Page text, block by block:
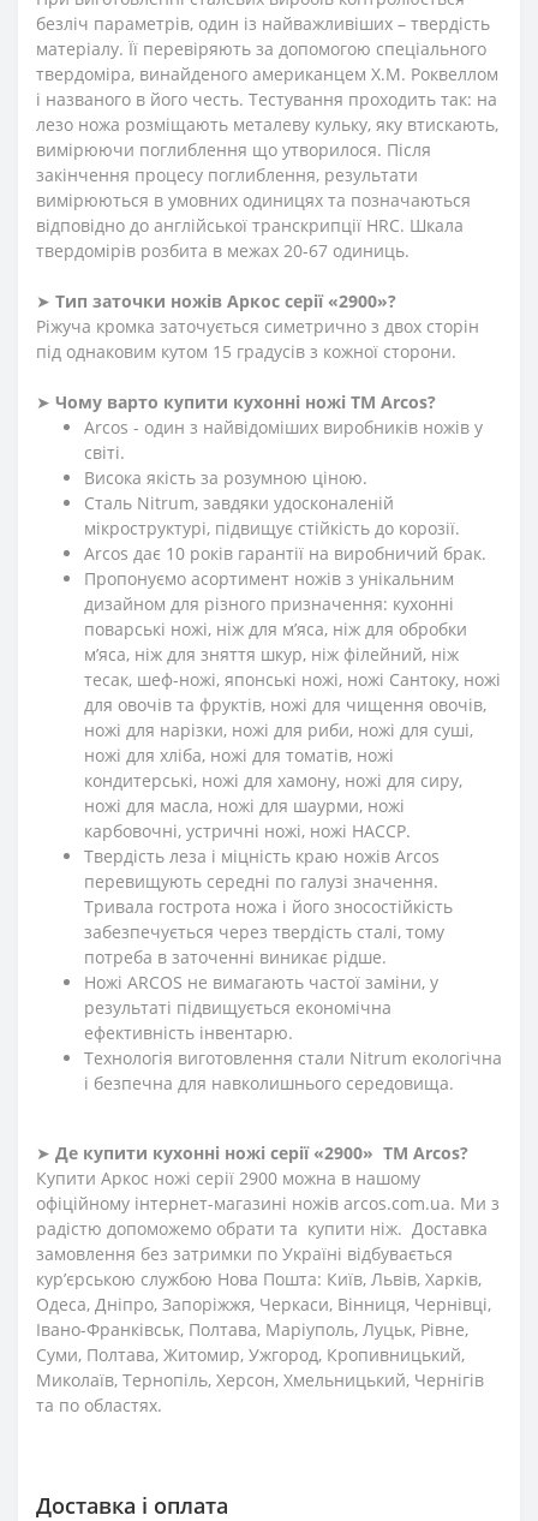
безліч параметрів, один із найважливіших – твердість
матеріалу. Її перевіряють за допомогою спеціального
твердоміра, винайденого американцем Х.М. Роквеллом
і названого в його честь. Тестування проходить так: на
лезо ножа розміщають металеву кульку, яку втискають,
вимірюючи поглиблення що утворилося. Після
закінчення процесу поглиблення, результати
вимірюються в умовних одиницях та позначаються
відповідно до англійської транскрипції HRC. Шкала
твердомірів розбита в межах 20-67 одиниць.
➤ Тип заточки ножів Аркос серії «2900»?
Ріжуча кромка заточується симетрично з двох сторін
під однаковим кутом 15 градусів з кожної сторони.
➤ Чому варто купити кухонні ножі ТМ Arcos?
Arcos - один з найвідоміших виробників ножів у
світі.
Висока якість за розумною ціною.
Сталь Nitrum, завдяки удосконаленій
мікроструктурі, підвищує стійкість до корозії.
Arcos дає 10 років гарантії на виробничий брак.
Пропонуємо асортимент ножів з унікальним
дизайном для різного призначення: кухонні
поварські ножі, ніж для м’яса, ніж для обробки
м’яса, ніж для зняття шкур, ніж філейний, ніж
тесак, шеф-ножі, японські ножі, ножі Сантоку, ножі
для овочів та фруктів, ножі для чищення овочів,
ножі для нарізки, ножі для риби, ножі для суші,
ножі для хліба, ножі для томатів, ножі
кондитерські, ножі для хамону, ножі для сиру,
ножі для масла, ножі для шаурми, ножі
карбовочні, устричні ножі, ножі HACCP.
Твердість леза і міцність краю ножів Arcos
перевищують середні по галузі значення.
Тривала гострота ножа і його зносостійкість
забезпечується через твердість сталі, тому
потреба в заточенні виникає рідше.
Ножі ARCOS не вимагають частої заміни, у
результаті підвищується економічна
ефективність інвентарю.
Технологія виготовлення стали Nitrum екологічна
і безпечна для навколишнього середовища.
➤ Де купити кухонні ножі серії «2900» ТМ Arcos?
Купити Аркос ножі серії 2900 можна в нашому
офіційному інтернет-магазині ножів arcos.com.ua. Ми з
радістю допоможемо обрати та купити ніж. Доставка
замовлення без затримки по Україні відбувається
кур’єрською службою Нова Пошта: Київ, Львів, Харків,
Одеса, Дніпро, Запоріжжя, Черкаси, Вінниця, Чернівці,
Івано-Франківськ, Полтава, Маріуполь, Луцьк, Рівне,
Суми, Полтава, Житомир, Ужгород, Кропивницький,
Миколаїв, Тернопіль, Херсон, Хмельницький, Чернігів
та по областях.
Доставка і оплата